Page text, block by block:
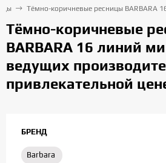
Тёмно-коричневые ресницы BARBARA
Тёмно-коричневые
BARBARA 16 линий
ведущих
привлекательной
БРЕНД
Barbara